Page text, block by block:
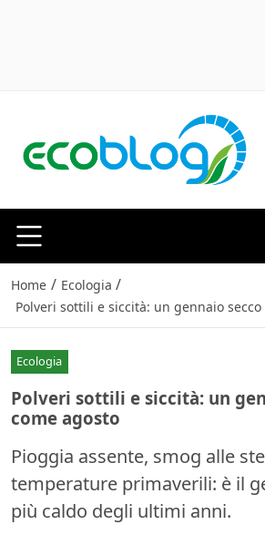
Home / Ecologia /
Polveri sottili e siccità: un gennaio secco
Ecologia
Polveri sottili e siccità: un
come agosto
Pioggia assente, smog alle
temperature primaverili: è il
più caldo degli ultimi anni.